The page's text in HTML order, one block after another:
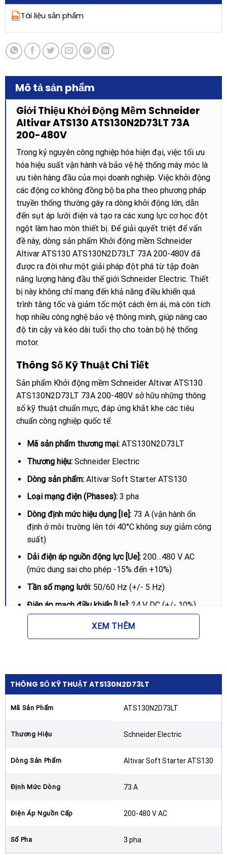
Tài liệu sản phẩm
Mô tả sản phẩm
Giới Thiệu Khởi Động Mềm Schneider
Altivar ATS130 ATS130N2D73LT 73A
200-480V
Trong kỷ nguyên công nghiệp hóa hiện đại, việc tối ưu
hóa hiệu suất vận hành và bảo vệ hệ thống máy móc là
ưu tiên hàng đầu của mọi doanh nghiệp. Việc khởi động
các động cơ không đồng bộ ba pha theo phương pháp
truyền thống thường gây ra dòng khởi động lớn, dẫn
đến sụt áp lưới điện và tạo ra các xung lực cơ học đột
ngột làm hao mòn thiết bị. Để giải quyết triệt để vấn
đề này, dòng sản phẩm Khởi động mềm Schneider
Altivar ATS130 ATS130N2D73LT 73A 200-480V đã
được ra đời như một giải pháp đột phá từ tập đoàn
năng lượng hàng đầu thế giới Schneider Electric. Thiết
bị này không chỉ mang đến khả năng điều khiển quá
trình tăng tốc và giảm tốc một cách êm ái, mà còn tích
hợp nhiều công nghệ bảo vệ thông minh, giúp nâng cao
độ tin cậy và kéo dài tuổi thọ cho toàn bộ hệ thống
motor.
Thông Số Kỹ Thuật Chi Tiết
Sản phẩm Khởi động mềm Schneider Altivar ATS130
ATS130N2D73LT 73A 200-480V sở hữu những thông
số kỹ thuật chuẩn mực, đáp ứng khắt khe các tiêu
chuẩn công nghiệp quốc tế:
Mã sản phẩm thương mại:ATS130N2D73LT
Thương hiệu:Schneider Electric
Dòng sản phẩm:Altivar Soft Starter ATS130
Loại mạng điện (Phases):3 pha
Dòng định mức hiệu dụng [Ie]:73 A (vận hành ổn
định ở môi trường lên tới 40°C không suy giảm công
suất)
Dải điện áp nguồn động lực [Ue]:200…480 V AC
(mức dung sai cho phép -15% đến +10%)
Tần số mạng lưới:50/60 Hz (+/- 5 Hz)
Điện áp mạch điều khiển [Us]:24 V DC (+/- 10%)
Công suất động cơ tương thích (Normal Duty):
kW ở điện áp 230V, 37 kW ở điện áp 400V, và lên tới
dòng định mức trong vòng 5 giây, hỗ trợ tuyệt vời
cho các ứng dụng tải có quán tính lớn
Cấp độ bảo vệ IP:
165 mm
Trọng lượng:
ATS130N2D73LT 73A 200-480V được trang bị hàng
thiết kế, lắp đặt cũng như vận hành trong nhà máy:
XEM THÊM
THÔNG SỐ KỸ THUẬT ATS130N2D73LT
Mã Sản Phẩm ATS130N2D73LT
Thương Hiệu Schneider Electric
Dòng Sản Phẩm Altivar Soft Starter ATS130
Định Mức Dòng 73 A
Điện Áp Nguồn Cấp 200-480 V AC
Số Pha 3 pha